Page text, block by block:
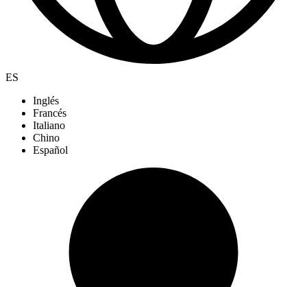
ES
Inglés
Francés
Italiano
Chino
Español